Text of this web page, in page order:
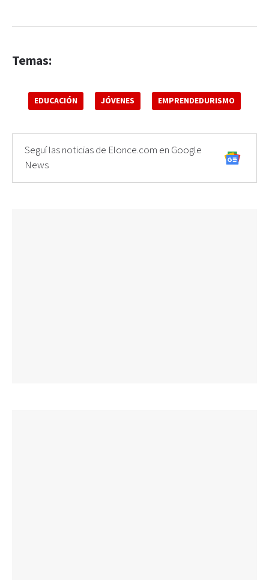
Temas:
EDUCACIÓN JÓVENES EMPRENDEDURISMO
Seguí las noticias de Elonce.com en Google
News